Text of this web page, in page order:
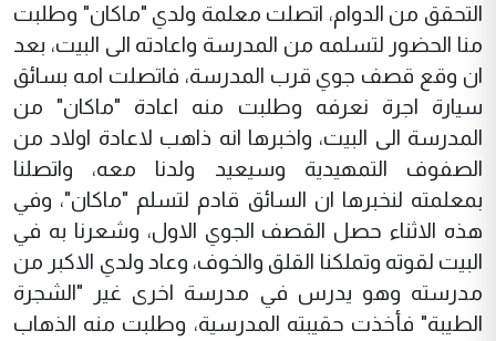
التحقق من الدوام، اتصلت معلمة ولدي "ماكان" وطلبت
منا الحضور لتسلمه من المدرسة واعادته الى البيت، بعد
ان وقع قصف جوي قرب المدرسة، فاتصلت امه بسائق
سيارة اجرة نعرفه وطلبت منه اعادة "ماكان" من
المدرسة الى البيت، واخبرها انه ذاهب لاعادة اولاد من
الصفوف التمهيدية وسيعيد ولدنا معه، واتصلنا
بمعلمته لنخبرها ان السائق قادم لتسلم "ماكان"، وفي
هذه الاثناء حصل القصف الجوي الاول، وشعرنا به في
البيت لقوته وتملكنا القلق والخوف، وعاد ولدي الاكبر من
مدرسته وهو يدرس في مدرسة اخرى غير "الشجرة
الطيبة" فأخذت حقيبته المدرسية، وطلبت منه الذهاب